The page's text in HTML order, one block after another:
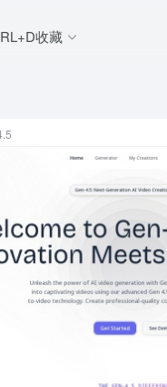
收藏